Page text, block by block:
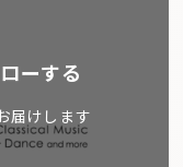
ーする
届けします